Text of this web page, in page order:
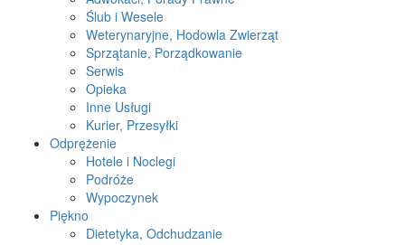
Ślub i Wesele
Weterynaryjne, Hodowla Zwierząt
Sprzątanie, Porządkowanie
Serwis
Opieka
Inne Usługi
Kurier, Przesyłki
Odprężenie
Hotele i Noclegi
Podróże
Wypoczynek
Piękno
Dietetyka, Odchudzanie